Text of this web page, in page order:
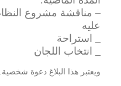
– مناقشة مشروع
عليه
_ استراحة
_ انتخاب اللجان
ويعتبر هذا البلاغ دعوة شخصية.